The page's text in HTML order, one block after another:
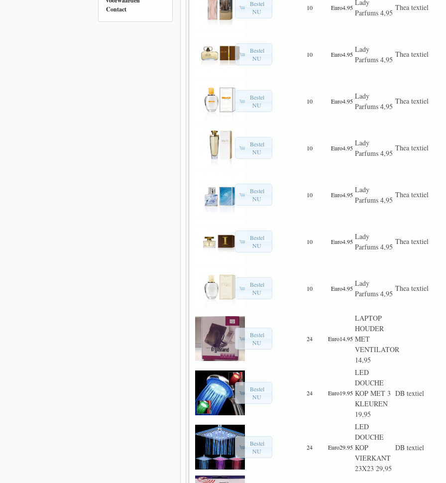
Bestel
NU
10 Euro4.95
Lady
Parfums 4,95
Thea textiel
Bestel
NU
10 Euro4.95
Lady
Parfums 4,95
Thea textiel
Bestel
NU
10 Euro4.95
Lady
Parfums 4,95
Thea textiel
Bestel
NU
10 Euro4.95
Lady
Parfums 4,95
Thea textiel
Bestel
NU
10 Euro4.95
Lady
Parfums 4,95
Thea textiel
Bestel
NU
10 Euro4.95
Lady
Parfums 4,95
Thea textiel
Bestel
NU
10 Euro4.95
Lady
Parfums 4,95
Thea textiel
Bestel
NU
24 Euro14.95
LAPTOP
HOUDER
MET
VENTILATOR
14,95
Bestel
NU
24 Euro19.95
LED
DOUCHE
KOP MET 3
KLEUREN
19,95
DB textiel
Bestel
NU
24 Euro29.95
LED
DOUCHE
KOP
VIERKANT
23X23 29,95
DB textiel
Contact